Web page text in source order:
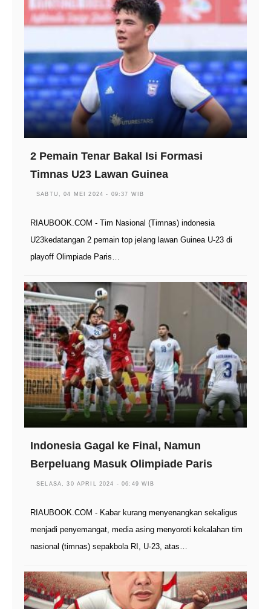
2 Pemain Tenar Bakal Isi Formasi
Timnas U23 Lawan Guinea
SABTU, 04 MEI 2024 - 09:37 WIB
RIAUBOOK.COM - Tim Nasional (Timnas) indonesia
U23kedatangan 2 pemain top jelang lawan Guinea U-23 di
playoff Olimpiade Paris…
Indonesia Gagal ke Final, Namun
Berpeluang Masuk Olimpiade Paris
SELASA, 30 APRIL 2024 - 06:49 WIB
RIAUBOOK.COM - Kabar kurang menyenangkan sekaligus
menjadi penyemangat, media asing menyoroti kekalahan tim
nasional (timnas) sepakbola RI, U-23, atas…